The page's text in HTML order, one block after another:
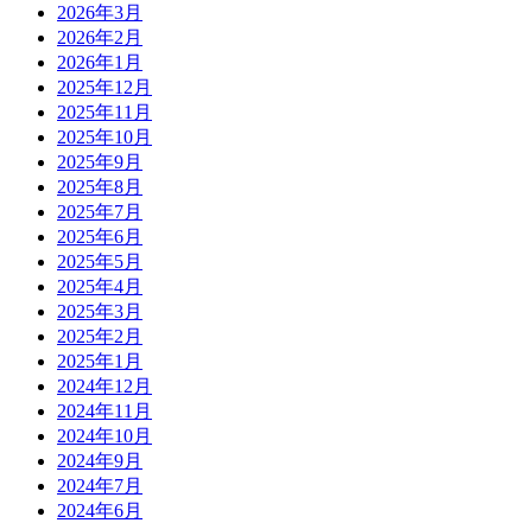
2026年3月
2026年2月
2026年1月
2025年12月
2025年11月
2025年10月
2025年9月
2025年8月
2025年7月
2025年6月
2025年5月
2025年4月
2025年3月
2025年2月
2025年1月
2024年12月
2024年11月
2024年10月
2024年9月
2024年7月
2024年6月